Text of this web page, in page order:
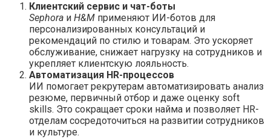
Клиентский сервис и чат-боты
Sephora и H&M применяют ИИ-ботов для
персонализированных консультаций и
рекомендаций по стилю и товарам. Это ускоряет
обслуживание, снижает нагрузку на сотрудников и
укрепляет клиентскую лояльность.
Автоматизация HR-процессов
ИИ помогает рекрутерам автоматизировать анализ
резюме, первичный отбор и даже оценку soft
skills. Это сокращает сроки найма и позволяет HR-
отделам сосредоточиться на развитии сотрудников
и культуре.